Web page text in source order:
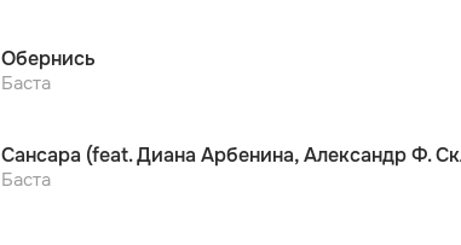
Обернись
Баста
Баста